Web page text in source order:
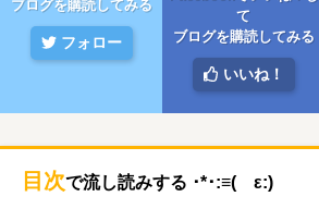
ブログを購読してみる
フォロー
て
ブログを購読してみる
いいね！
目次で流し読みする ･*･:≡( ε:)